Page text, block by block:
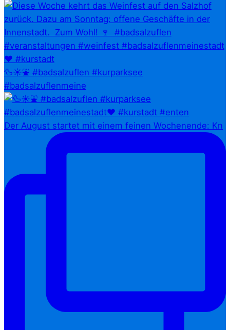
🦆☀️⛲ #badsalzuflen #kurparksee
#badsalzuflenmeine
Der August startet mit einem feinen Wochenende: Kn